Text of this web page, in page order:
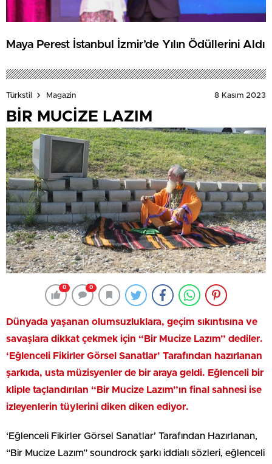
Maya Perest İstanbul İzmir’de Yılın Ödüllerini Aldı
Türkstil Magazin 8 Kasım 2023
BİR MUCİZE LAZIM
0 0
Dünyada yaşanan olumsuzluklara, geçim sıkıntısına ve
savaşlara dikkat çekmek için “Bir Mucize Lazım” dediler.
‘Eğlenceli Fikirler Görsel Sanatlar’ Tarafından hazırlanan
şarkıda, usta müzisyenler de bir araya geldi. Eğlenceli bir
kliple taçlandırılan “Bir Mucize Lazım”ın final sahnesi ise
izleyenlerin tüylerini diken diken ediyor.
‘Eğlenceli Fikirler Görsel Sanatlar’ Tarafından Hazırlanan,
“Bir Mucize Lazım” soundrock şarkı iddialı sözleri, eğlenceli